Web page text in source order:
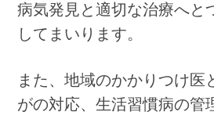
病気発見と適切な治療へと
してまいります。
また、地域のかかりつけ医
がの対応、生活習慣病の管